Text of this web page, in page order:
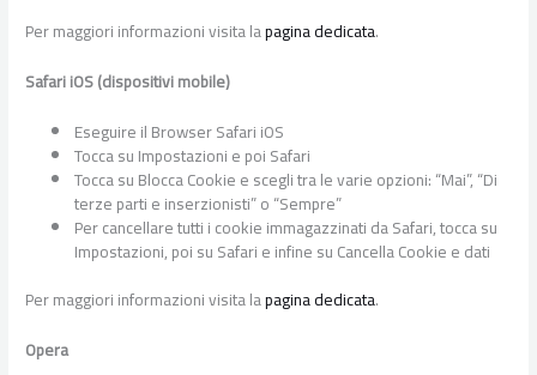
Per maggiori informazioni visita lapagina dedicata.
Safari iOS (dispositivi mobile)
Eseguire il Browser Safari iOS
Tocca su Impostazioni e poi Safari
Tocca su Blocca Cookie e scegli tra le varie opzioni: “Mai”, “Di
terze parti e inserzionisti” o “Sempre”
Per cancellare tutti i cookie immagazzinati da Safari, tocca su
Impostazioni, poi su Safari e infine su Cancella Cookie e dati
Per maggiori informazioni visita lapagina dedicata.
Opera